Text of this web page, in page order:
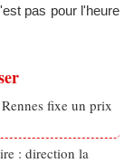
pas pour l'heure
fixe un prix
: direction la